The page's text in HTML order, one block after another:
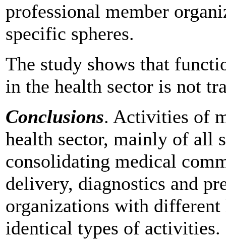
professional member
specific spheres.
The study shows that
in the health sector is not
Conclusions. Activities of
health sector, mainly of all
consolidating medical
delivery, diagnostics and
organizations with
identical types of activities.